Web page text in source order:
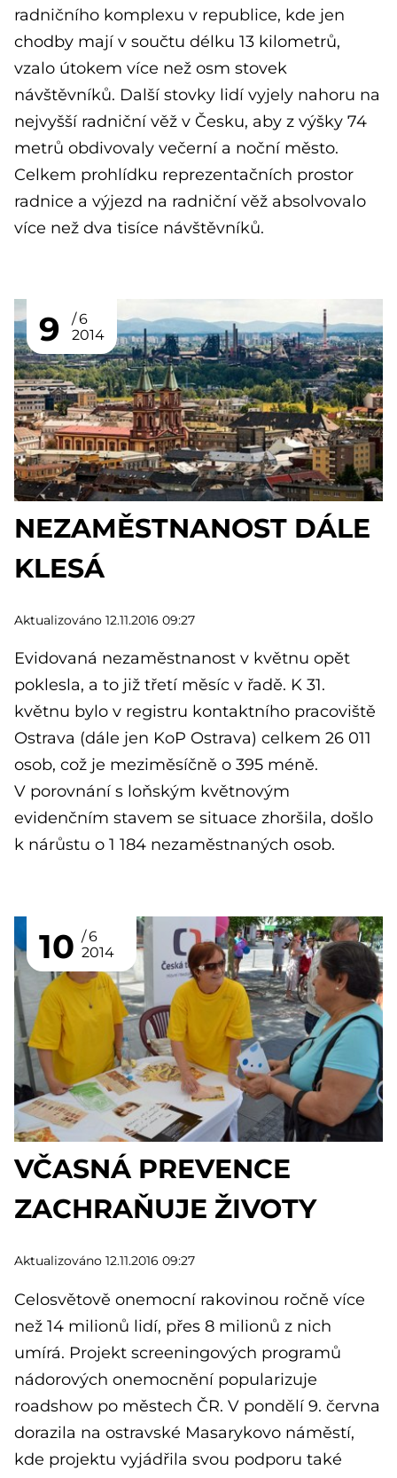
radničního komplexu v republice, kde jen
chodby mají v součtu délku 13 kilometrů,
vzalo útokem více než osm stovek
návštěvníků. Další stovky lidí vyjely nahoru na
nejvyšší radniční věž v Česku, aby z výšky 74
metrů obdivovaly večerní a noční město.
Celkem prohlídku reprezentačních prostor
radnice a výjezd na radniční věž absolvovalo
více než dva tisíce návštěvníků.
9
6
2014
NEZAMĚSTNANOST DÁLE
KLESÁ
Aktualizováno 12.11.2016 09:27
Evidovaná nezaměstnanost v květnu opět
poklesla, a to již třetí měsíc v řadě. K 31.
květnu bylo v registru kontaktního pracoviště
Ostrava (dále jen KoP Ostrava) celkem 26 011
osob, což je meziměsíčně o 395 méně.
V porovnání s loňským květnovým
evidenčním stavem se situace zhoršila, došlo
k nárůstu o 1 184 nezaměstnaných osob.
10
6
2014
VČASNÁ PREVENCE
ZACHRAŇUJE ŽIVOTY
Aktualizováno 12.11.2016 09:27
Celosvětově onemocní rakovinou ročně více
než 14 milionů lidí, přes 8 milionů z nich
umírá. Projekt screeningových programů
nádorových onemocnění popularizuje
roadshow po městech ČR. V pondělí 9. června
dorazila na ostravské Masarykovo náměstí,
kde projektu vyjádřila svou podporu také